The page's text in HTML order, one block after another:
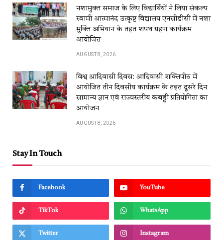
नशामुक्त समाज के लिए विद्यार्थियों ने लिया संकल्प
स्वामी आत्मानंद उत्कृष्ट विद्यालय एनसीडीसी में नशा
मुक्ति अभियान के तहत शपथ ग्रहण कार्यक्रम
आयोजित
AUGUST 8, 2026
विश्व आदिवासी दिवस: आदिवासी शक्तिपीठ में
आयोजित तीन दिवसीय कार्यक्रम के तहत दूसरे दिन
सामान्य ज्ञान एवं राज्यस्तरीय कबड्डी प्रतियोगिता का
आयोजन
AUGUST 8, 2026
Stay In Touch
Facebook YouTube
TikTok WhatsApp
Twitter Instagram